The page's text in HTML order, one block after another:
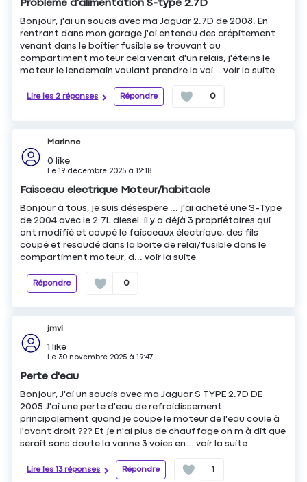
Problème d'alimentation S-type 2.7D
Bonjour, j'ai un soucis avec ma Jaguar 2.7D de 2008. En
rentrant dans mon garage j'ai entendu des crépitement
venant dans le boitier fusible se trouvant au
compartiment moteur cela venait d'un relais, j'éteins le
moteur le lendemain voulant prendre la voi...voir la suite
Lire les 2 réponses Répondre 0
Marinne
0 like
Le19 décembre 2025 à12:18
Faisceau electrique Moteur/habitacle
Bonjour à tous, je suis désespère ... j'ai acheté une S-Type
de 2004 avec le 2.7L diesel. il y a déjà 3 propriétaires qui
ont modifié et coupé le faisceaux électrique, des fils
coupé et resoudé dans la boite de relai/fusible dans le
compartiment moteur, d...voir la suite
Répondre 0
jmvi
1 like
Le 30 novembre 2025 à19:47
Perte d'eau
Bonjour, J'ai un soucis avec ma Jaguar S TYPE 2.7D DE
2005 J'ai une perte d'eau de refroidissement
principalement quand je coupe le moteur de l'eau coule à
l'avant droit ??? Et je n'ai plus de chauffage on m à dit que
serait sans doute la vanne 3 voies en...voir la suite
Lire les 13 réponses Répondre 1